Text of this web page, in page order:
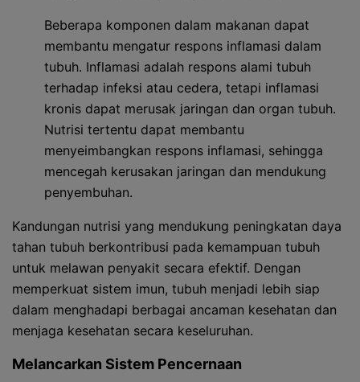
Beberapa komponen dalam makanan dapat
membantu mengatur respons inflamasi dalam
tubuh. Inflamasi adalah respons alami tubuh
terhadap infeksi atau cedera, tetapi inflamasi
kronis dapat merusak jaringan dan organ tubuh.
Nutrisi tertentu dapat membantu
menyeimbangkan respons inflamasi, sehingga
mencegah kerusakan jaringan dan mendukung
penyembuhan.
Kandungan nutrisi yang mendukung peningkatan daya
tahan tubuh berkontribusi pada kemampuan tubuh
untuk melawan penyakit secara efektif. Dengan
memperkuat sistem imun, tubuh menjadi lebih siap
dalam menghadapi berbagai ancaman kesehatan dan
menjaga kesehatan secara keseluruhan.
Melancarkan Sistem Pencernaan